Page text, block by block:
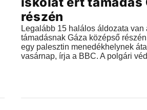
részén
Legalább 15 halálos áldozata van
támadásnak Gáza középső
egy palesztin menedékhelynek
vasárnap, írja a BBC. A polgári